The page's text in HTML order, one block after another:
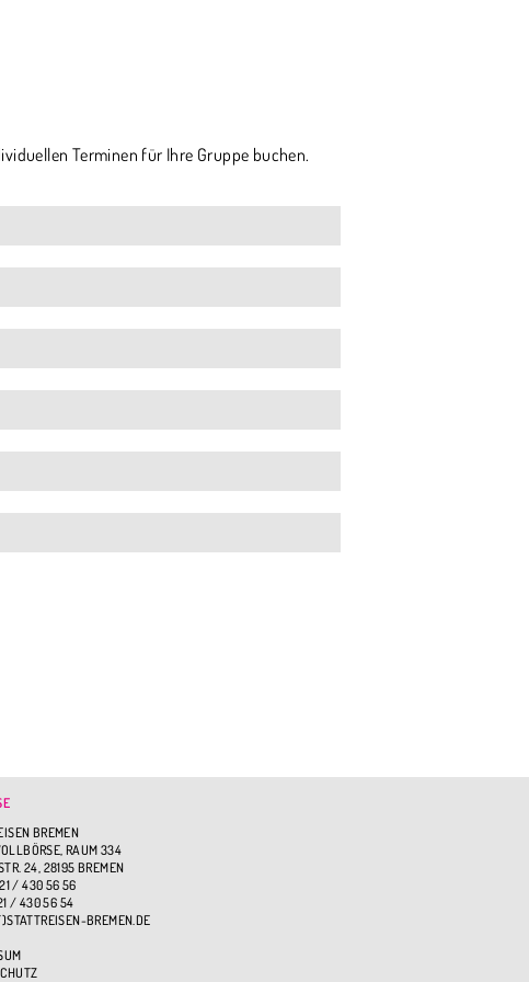
Terminen für Ihre Gruppe buchen.
BREMEN
RAUM 334
24, 28195 BREMEN
/ 430 56 56
/ 430 56 54
BREMEN.DE